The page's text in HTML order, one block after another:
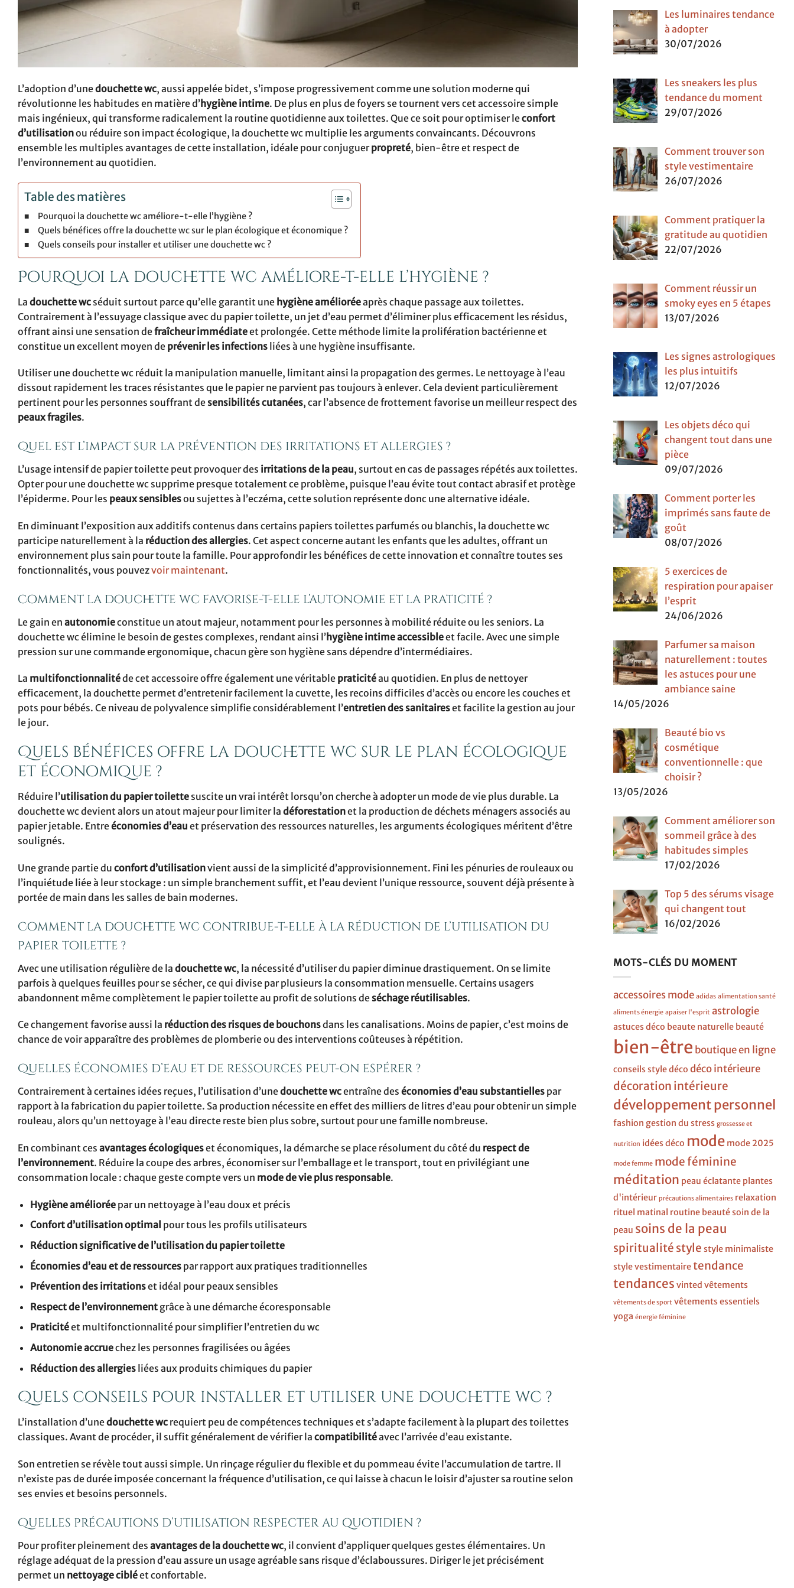
L’adoption d’unedouchette wc, aussi appelée bidet, s’impose progressivement comme une solution moderne qui
révolutionne les habitudes en matière d’hygiène intime. De plus en plus de foyers se tournent vers cet accessoire simple
mais ingénieux, qui transforme radicalement la routine quotidienne aux toilettes. Que ce soit pour optimiser leconfort
d’utilisationou réduire son impact écologique, la douchette wc multiplie les arguments convaincants. Découvrons
ensemble les multiples avantages de cette installation, idéale pour conjuguerpropreté, bien-être et respect de
l’environnement au quotidien.
Table des matières
Pourquoi la douchette wc améliore-t-elle l’hygiène ?
Quels bénéfices offre la douchette wc sur le plan écologique et économique ?
Quels conseils pour installer et utiliser une douchette wc ?
Pourquoi la douchette wc améliore-t-elle l’hygiène ?
La douchette wc séduit surtout parce qu’elle garantit une hygiène amélioréeaprès chaque passage aux toilettes.
Contrairement à l’essuyage classique avec du papier toilette, un jet d’eau permet d’éliminer plus efficacement les résidus,
offrant ainsi une sensation defraîcheur immédiateet prolongée. Cette méthode limite la prolifération bactérienne et
constitue un excellent moyen de prévenir les infections liées à une hygiène insuffisante.
Utiliser une douchette wc réduit la manipulation manuelle, limitant ainsi la propagation des germes. Le nettoyage à l’eau
dissout rapidement les traces résistantes que le papier ne parvient pas toujours à enlever. Cela devient particulièrement
pertinent pour les personnes souffrant de sensibilités cutanées, car l’absence de frottement favorise un meilleur respect des
peaux fragiles.
Quel est l’impact sur la prévention des irritations et allergies ?
L’usage intensif de papier toilette peut provoquer des irritations de la peau, surtout en cas de passages répétés aux toilettes.
Opter pour une douchette wc supprime presque totalement ce problème, puisque l’eau évite tout contact abrasif et protège
l’épiderme. Pour les peaux sensiblesou sujettes à l’eczéma, cette solution représente donc une alternative idéale.
En diminuant l’exposition aux additifs contenus dans certains papiers toilettes parfumés ou blanchis, la douchette wc
participe naturellement à la réduction des allergies. Cet aspect concerne autant les enfants que les adultes, offrant un
environnement plus sain pour toute la famille. Pour approfondir les bénéfices de cette innovation et connaître toutes ses
fonctionnalités, vous pouvezvoir maintenant.
Comment la douchette wc favorise-t-elle l’autonomie et la praticité ?
Le gain en autonomieconstitue un atout majeur, notamment pour les personnes à mobilité réduite ou les seniors. La
douchette wc élimine le besoin de gestes complexes, rendant ainsi l’hygiène intime accessibleet facile. Avec une simple
pression sur une commande ergonomique, chacun gère son hygiène sans dépendre d’intermédiaires.
La multifonctionnalitéde cet accessoire offre également une véritable praticitéau quotidien. En plus de nettoyer
efficacement, la douchette permet d’entretenir facilement la cuvette, les recoins difficiles d’accès ou encore les couches et
pots pour bébés. Ce niveau de polyvalence simplifie considérablement l’entretien des sanitaireset facilite la gestion au jour
le jour.
Quels bénéfices offre la douchette wc sur le plan écologique
et économique ?
Réduire l’utilisation du papier toilette suscite un vrai intérêt lorsqu’on cherche à adopter un mode de vie plus durable. La
douchette wc devient alors un atout majeur pour limiter la déforestationet la production de déchets ménagers associés au
papier jetable. Entreéconomies d’eau et préservation des ressources naturelles, les arguments écologiques méritent d’être
soulignés.
Une grande partie du confort d’utilisationvient aussi de la simplicité d’approvisionnement. Fini les pénuries de rouleaux ou
l’inquiétude liée à leur stockage : un simple branchement suffit, et l’eau devient l’unique ressource, souvent déjà présente à
portée de main dans les salles de bain modernes.
Comment la douchette wc contribue-t-elle à la réduction de l’utilisation du
papier toilette ?
Avec une utilisation régulière de la douchette wc, la nécessité d’utiliser du papier diminue drastiquement. On se limite
parfois à quelques feuilles pour se sécher, ce qui divise par plusieurs la consommation mensuelle. Certains usagers
abandonnent même complètement le papier toilette au profit de solutions de séchage réutilisables.
Ce changement favorise aussi la réduction des risques de bouchonsdans les canalisations. Moins de papier, c’est moins de
chance de voir apparaître des problèmes de plomberie ou des interventions coûteuses à répétition.
Quelles économies d’eau et de ressources peut-on espérer ?
Contrairement à certaines idées reçues, l’utilisation d’unedouchette wcentraîne des économies d’eau substantielles par
rapport à la fabrication du papier toilette. Sa production nécessite en effet des milliers de litres d’eau pour obtenir un simple
rouleau, alors qu’un nettoyage à l’eau directe reste bien plus sobre, surtout pour une famille nombreuse.
En combinant ces avantages écologiqueset économiques, la démarche se place résolument du côté du respect de
l’environnement. Réduire la coupe des arbres, économiser sur l’emballage et le transport, tout en privilégiant une
consommation locale : chaque geste compte vers un mode de vie plus responsable.
Hygiène amélioréepar un nettoyage à l’eau doux et précis
Confort d’utilisation optimal pour tous les profils utilisateurs
Réduction significative de l’utilisation du papier toilette
Économies d’eau et de ressourcespar rapport aux pratiques traditionnelles
Prévention des irritationset idéal pour peaux sensibles
Respect de l’environnementgrâce à une démarche écoresponsable
Praticitéet multifonctionnalité pour simplifier l’entretien du wc
Autonomie accruechez les personnes fragilisées ou âgées
Réduction des allergiesliées aux produits chimiques du papier
Quels conseils pour installer et utiliser une douchette wc ?
L’installation d’unedouchette wc requiert peu de compétences techniques et s’adapte facilement à la plupart des toilettes
classiques. Avant de procéder, il suffit généralement de vérifier la compatibilitéavec l’arrivée d’eau existante.
Son entretien se révèle tout aussi simple. Un rinçage régulier du flexible et du pommeau évite l’accumulation de tartre. Il
n’existe pas de durée imposée concernant la fréquence d’utilisation, ce qui laisse à chacun le loisir d’ajuster sa routine selon
ses envies et besoins personnels.
Quelles précautions d’utilisation respecter au quotidien ?
Pour profiter pleinement des avantages de la douchette wc, il convient d’appliquer quelques gestes élémentaires. Un
réglage adéquat de la pression d’eau assure un usage agréable sans risque d’éclaboussures. Diriger le jet précisément
permet un nettoyage cibléet confortable.
Les luminaires tendance
à adopter
30/07/2026
Les sneakers les plus
tendance du moment
29/07/2026
Comment trouver son
style vestimentaire
26/07/2026
Comment pratiquer la
gratitude au quotidien
22/07/2026
Comment réussir un
smoky eyes en 5 étapes
13/07/2026
Les signes astrologiques
les plus intuitifs
12/07/2026
Les objets déco qui
changent tout dans une
pièce
09/07/2026
Comment porter les
imprimés sans faute de
goût
08/07/2026
5 exercices de
respiration pour apaiser
l’esprit
24/06/2026
Parfumer sa maison
naturellement : toutes
les astuces pour une
ambiance saine
14/05/2026
Beauté bio vs
cosmétique
conventionnelle : que
choisir ?
13/05/2026
Comment améliorer son
sommeil grâce à des
habitudes simples
17/02/2026
Top 5 des sérums visage
qui changent tout
16/02/2026
MOTS-CLÉS DU MOMENT
accessoires mode adidas alimentation santé
aliments énergie apaiser l'esprit astrologie
astuces déco beaute naturelle beauté
bien-être boutique en ligne
conseils styledéco déco intérieure
décoration intérieure
développement personnel
fashion gestion du stress grossesse et
nutrition idées déco mode mode 2025
mode femme mode féminine
méditation peau éclatante plantes
d'intérieur précautions alimentaires relaxation
rituel matinal routine beautésoin de la
peau soins de la peau
spiritualité style style minimaliste
style vestimentairetendance
tendances vinted vêtements
vêtements de sport vêtements essentiels
yoga énergie féminine